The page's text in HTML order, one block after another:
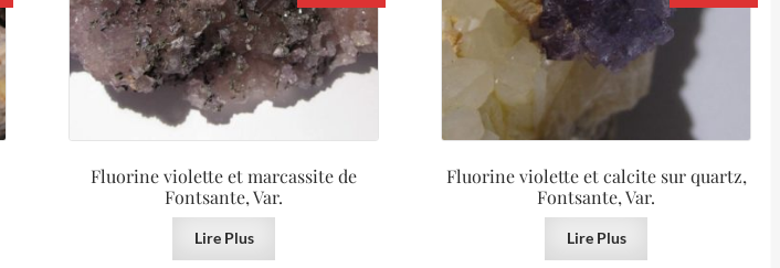
Fluorine violette et marcassite de
Fontsante, Var.
Lire Plus
Fluorine violette et calcite sur quartz,
Fontsante, Var.
Lire Plus